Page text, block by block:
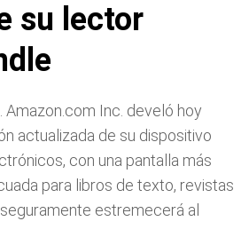
su lector
Amazon.com Inc. develó hoy
actualizada de su dispositivo
con una pantalla más
para libros de texto, revistas
estremecerá al